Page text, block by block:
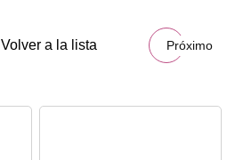
Volver a la lista Próximo